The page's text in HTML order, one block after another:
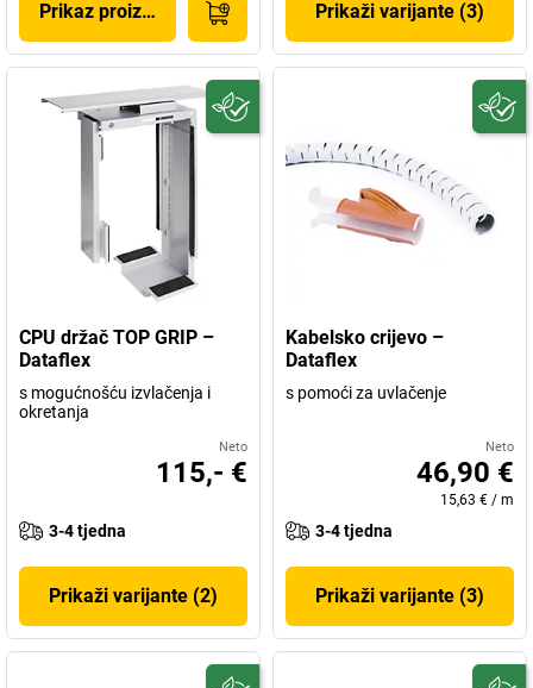
Prikaz proizvoda Prikaži varijante (3)
CPU držač TOP GRIP –
Dataflex
s mogućnošću izvlačenja i
okretanja
Neto
115,- €
3-4 tjedna
Prikaži varijante (2)
Kabelsko crijevo –
Dataflex
s pomoći za uvlačenje
Neto
46,90 €
15,63 € / m
3-4 tjedna
Prikaži varijante (3)